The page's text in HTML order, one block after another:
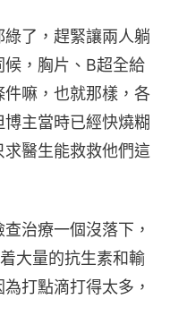
了，趕緊讓兩人躺
，胸片、B超全給
嘛，也就那樣，各
主當時已經快燒糊
醫生能救救他們這
治療一個沒落下，
大量的抗生素和輸
打點滴打得太多，